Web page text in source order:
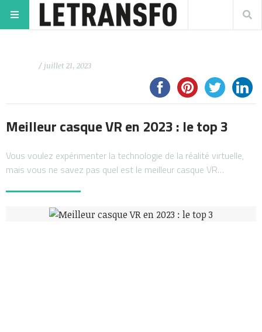
/ juillet 21, 2023
Meilleur casque VR en 2023 : le top 3
Vous voulez expérimenter la technologie de la réalité virtuelle,
mais vous ne savez pas quel est le meilleur casque VR…